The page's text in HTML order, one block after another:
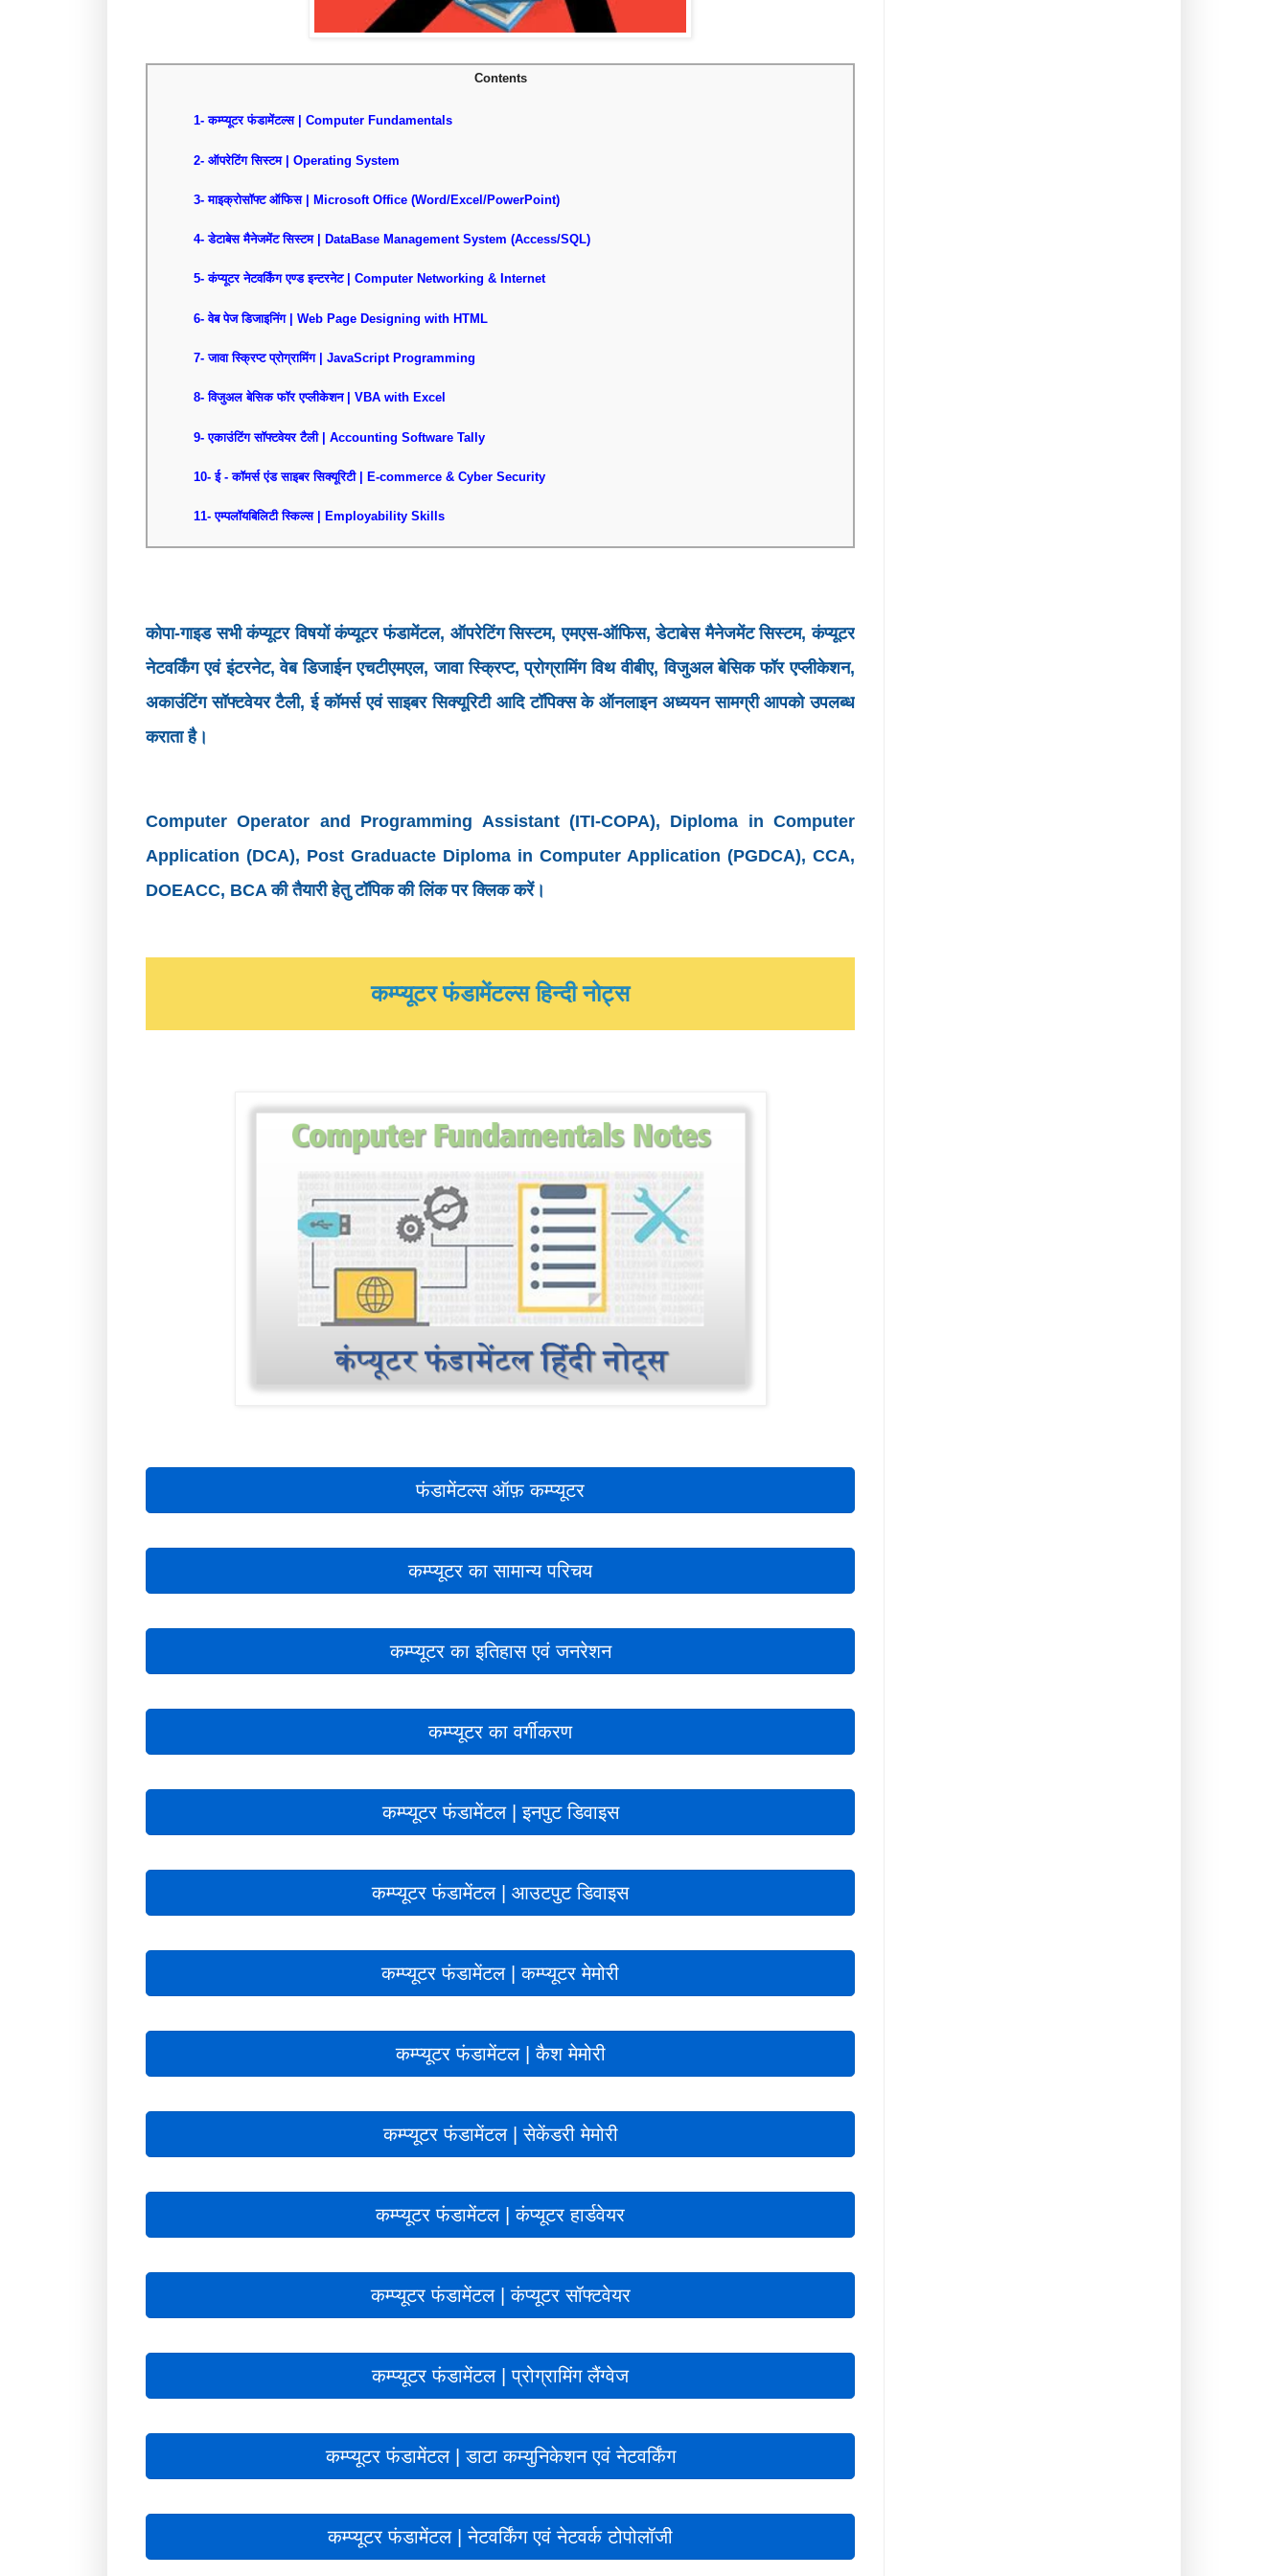
Contents
1- कम्प्यूटर फंडामेंटल्स | Computer Fundamentals
2- ऑपरेटिंग सिस्टम | Operating System
3- माइक्रोसॉफ्ट ऑफिस | Microsoft Office (Word/Excel/PowerPoint)
4- डेटाबेस मैनेजमेंट सिस्टम | DataBase Management System (Access/SQL)
5- कंप्यूटर नेटवर्किंग एण्ड इन्टरनेट | Computer Networking & Internet
6- वेब पेज डिजाइनिंग | Web Page Designing with HTML
7- जावा स्क्रिप्ट प्रोग्रामिंग | JavaScript Programming
8- विजुअल बेसिक फॉर एप्लीकेशन | VBA with Excel
9- एकाउंटिंग सॉफ्टवेयर टैली | Accounting Software Tally
10- ई - कॉमर्स एंड साइबर सिक्यूरिटी | E-commerce & Cyber Security
11- एम्पलॉयबिलिटी स्किल्स | Employability Skills
कोपा-गाइड सभी कंप्यूटर विषयों कंप्यूटर फंडामेंटल, ऑपरेटिंग सिस्टम, एमएस-ऑफिस, डेटाबेस मैनेजमेंट सिस्टम, कंप्यूटर
नेटवर्किंग एवं इंटरनेट, वेब डिजाईन एचटीएमएल, जावा स्क्रिप्ट, प्रोग्रामिंग विथ वीबीए, विजुअल बेसिक फॉर एप्लीकेशन,
अकाउंटिंग सॉफ्टवेयर टैली, ई कॉमर्स एवं साइबर सिक्यूरिटी आदि टॉपिक्स के ऑनलाइन अध्ययन सामग्री आपको उपलब्ध
कराता है।
Computer Operator and Programming Assistant (ITI-COPA), Diploma in Computer
Application (DCA), Post Graduacte Diploma in Computer Application (PGDCA), CCA,
DOEACC, BCA की तैयारी हेतु टॉपिक की लिंक पर क्लिक करें।
कम्प्यूटर फंडामेंटल्स हिन्दी नोट्स
फंडामेंटल्स ऑफ़ कम्प्यूटर
कम्प्यूटर का सामान्य परिचय
कम्प्यूटर का इतिहास एवं जनरेशन
कम्प्यूटर का वर्गीकरण
कम्प्यूटर फंडामेंटल | इनपुट डिवाइस
कम्प्यूटर फंडामेंटल | आउटपुट डिवाइस
कम्प्यूटर फंडामेंटल | कम्प्यूटर मेमोरी
कम्प्यूटर फंडामेंटल | कैश मेमोरी
कम्प्यूटर फंडामेंटल | सेकेंडरी मेमोरी
कम्प्यूटर फंडामेंटल | कंप्यूटर हार्डवेयर
कम्प्यूटर फंडामेंटल | कंप्यूटर सॉफ्टवेयर
कम्प्यूटर फंडामेंटल | प्रोग्रामिंग लैंग्वेज
कम्प्यूटर फंडामेंटल | डाटा कम्युनिकेशन एवं नेटवर्किंग
कम्प्यूटर फंडामेंटल | नेटवर्किंग एवं नेटवर्क टोपोलॉजी